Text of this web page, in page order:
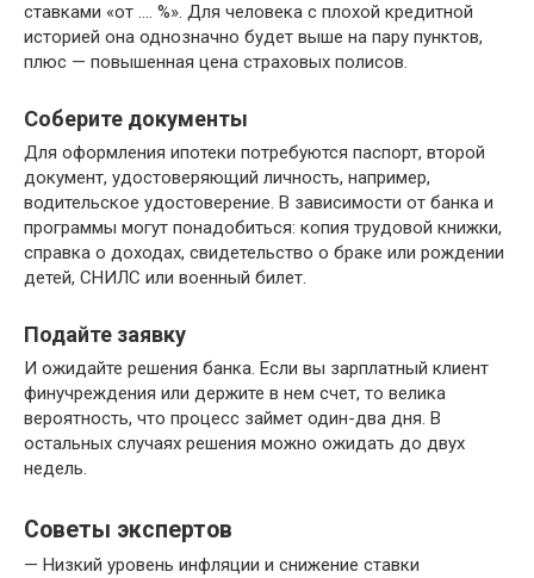
ставками «от …. %». Для человека с плохой кредитной
историей она однозначно будет выше на пару пунктов,
плюс — повышенная цена страховых полисов.
Соберите документы
Для оформления ипотеки потребуются паспорт, второй
документ, удостоверяющий личность, например,
водительское удостоверение. В зависимости от банка и
программы могут понадобиться: копия трудовой книжки,
справка о доходах, свидетельство о браке или рождении
детей, СНИЛС или военный билет.
Подайте заявку
И ожидайте решения банка. Если вы зарплатный клиент
финучреждения или держите в нем счет, то велика
вероятность, что процесс займет один-два дня. В
остальных случаях решения можно ожидать до двух
недель.
Советы экспертов
— Низкий уровень инфляции и снижение ставки